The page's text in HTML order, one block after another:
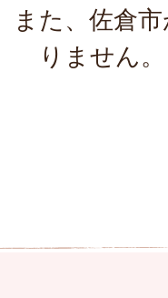
また、佐倉
りません。